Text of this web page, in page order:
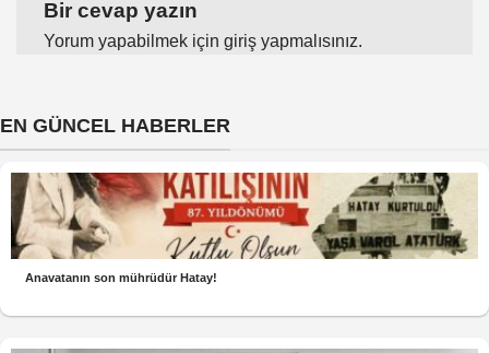
Bir cevap yazın
Yorum yapabilmek için giriş yapmalısınız.
EN GÜNCEL HABERLER
Anavatanın son mührüdür Hatay!